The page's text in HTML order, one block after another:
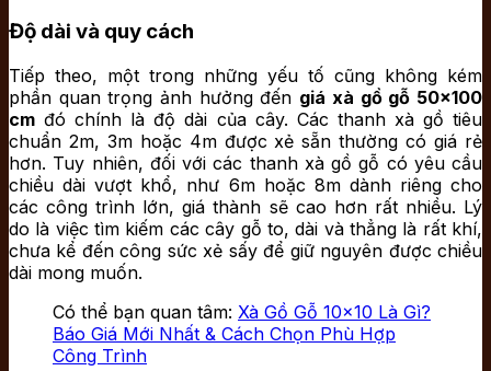
Độ dài và quy cách
Tiếp theo, một trong những yếu tố cũng không kém
phần quan trọng ảnh hưởng đến giá xà gồ gỗ 50×100
cm đó chính là độ dài của cây. Các thanh xà gồ tiêu
chuẩn 2m, 3m hoặc 4m được xẻ sẵn thường có giá rẻ
hơn. Tuy nhiên, đối với các thanh xà gồ gỗ có yêu cầu
chiều dài vượt khổ, như 6m hoặc 8m dành riêng cho
các công trình lớn, giá thành sẽ cao hơn rất nhiều. Lý
do là việc tìm kiếm các cây gỗ to, dài và thẳng là rất khí,
chưa kể đến công sức xẻ sấy để giữ nguyên được chiều
dài mong muốn.
Có thể bạn quan tâm: Xà Gồ Gỗ 10×10 Là Gì?
Báo Giá Mới Nhất & Cách Chọn Phù Hợp
Công Trình